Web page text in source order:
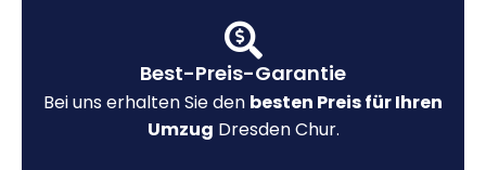
Best-Preis-Garantie
Bei uns erhalten Sie den besten Preis für Ihren
Umzug Dresden Chur.